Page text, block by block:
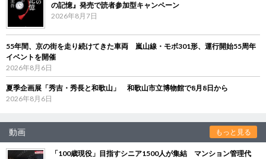
の記憶』発売で読者参加型キャンペーン
2026年8月7日
55年間、京の街を走り続けてきた車両 嵐山線・モボ301形、運行開始55周年
イベントを開催
2026年8月6日
夏季企画展「秀吉・秀長と和歌山」 和歌山市立博物館で8月8日から
2026年8月6日
動画 もっと見る
「100歳現役」目指すシニア1500人が集結 マンション管理代